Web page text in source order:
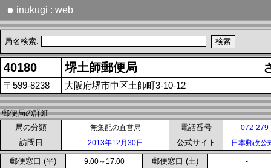
● inukugi : web
局名検索:
40180 堺土師郵便局
〒599-8238 大阪府堺市中区土師町3-10-12
郵便局の詳細
局の分類
無集配の直営局 電話番号 072-
訪問日 2013年12月30日 公式サイト 日本郵政公
郵便窓口 (平) 9:00～17:00 郵便窓口 (土) -